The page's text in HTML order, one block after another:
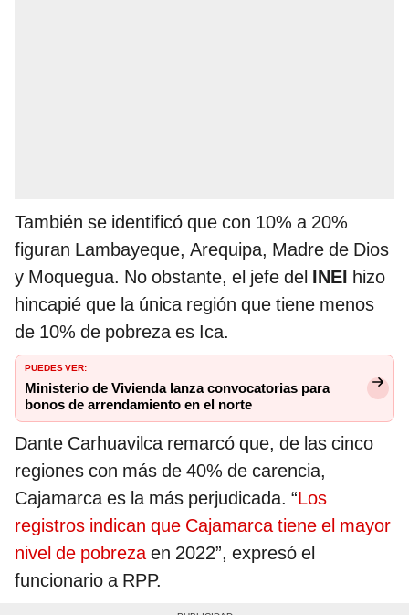
También se identificó que con 10% a 20%
figuran Lambayeque, Arequipa, Madre de Dios
y Moquegua. No obstante, el jefe del INEI hizo
hincapié que la única región que tiene menos
de 10% de pobreza es Ica.
PUEDES VER:
Ministerio de Vivienda lanza convocatorias para
bonos de arrendamiento en el norte
Dante Carhuavilca remarcó que, de las cinco
regiones con más de 40% de carencia,
Cajamarca es la más perjudicada. “Los
registros indican que Cajamarca tiene el mayor
nivel de pobrezaen 2022”, expresó el
funcionario a RPP.